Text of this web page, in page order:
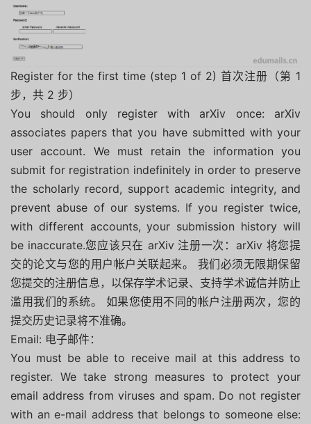
Register for the first time (step 1 of 2) 首次注册（第 1
步，共 2 步）
You should only register with arXiv once: arXiv
associates papers that you have submitted with your
user account. We must retain the information you
submit for registration indefinitely in order to preserve
the scholarly record, support academic integrity, and
prevent abuse of our systems. If you register twice,
with different accounts, your submission history will
be inaccurate.您应该只在 arXiv 注册一次：arXiv 将您提
交的论文与您的用户帐户关联起来。 我们必须无限期保留
您提交的注册信息，以保存学术记录、支持学术诚信并防止
滥用我们的系统。 如果您使用不同的帐户注册两次，您的
提交历史记录将不准确。
Email: 电子邮件：
You must be able to receive mail at this address to
register. We take strong measures to protect your
email address from viruses and spam. Do not register
with an e-mail address that belongs to someone else: